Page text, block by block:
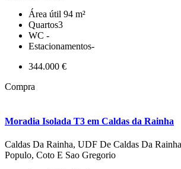
Área útil 94 m²
Quartos3
WC -
Estacionamentos-
344.000 €
Compra
Moradia Isolada T3 em Caldas da Rainha
Caldas Da Rainha, UDF De Caldas Da
Populo, Coto E Sao Gregorio